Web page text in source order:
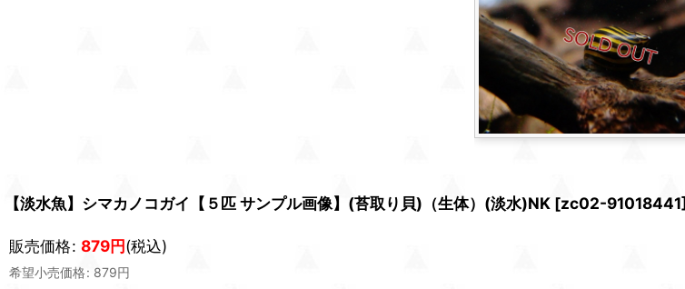
【淡水魚】シマカノコガイ【５匹 サンプル画像】(苔取り貝)（生体）(淡水)NK [zc02-91018441]
販売価格: 879円(税込)
希望小売価格: 879円